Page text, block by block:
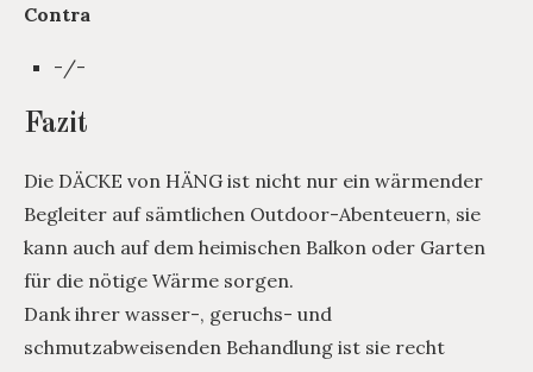
Contra
-/-
Fazit
Die DÄCKE von HÄNG ist nicht nur ein wärmender
Begleiter auf sämtlichen Outdoor-Abenteuern, sie
kann auch auf dem heimischen Balkon oder Garten
für die nötige Wärme sorgen.
Dank ihrer wasser-, geruchs- und
schmutzabweisenden Behandlung ist sie recht